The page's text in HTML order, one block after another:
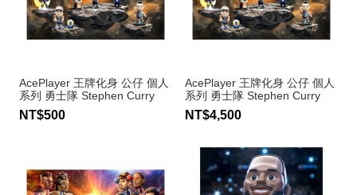
AcePlayer 王牌化身 公仔 個人
系列 勇士隊 Stephen Curry
#30（單隻入）
NT$500
AcePlayer 王牌化身 公仔 個人
系列 勇士隊 Stephen Curry
#30（九入）
NT$4,500